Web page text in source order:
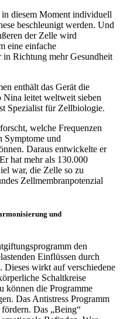
diesem Moment individuell
beschleunigt werden. Und
der Zelle wird
eine einfache
Richtung mehr Gesundheit
enthält das Gerät die
leitet weltweit sieben
Spezialist für Zellbiologie.
welche Frequenzen
Symptome und
Daraus entwickelte er
hat mehr als 130.000
war, die Zelle so zu
Zellmembranpotenzial
und
den
Einflüssen durch
wirkt auf verschiedene
Schaltkreise
können die Programme
Das Antistress Programm
Das „Being“